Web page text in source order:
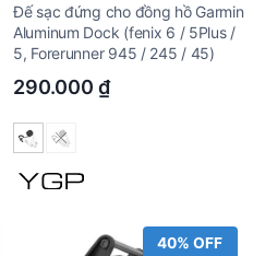
Đế sạc đứng cho đồng hồ Garmin
Aluminum Dock (fenix 6 / 5Plus /
5, Forerunner 945 / 245 / 45)
290.000 ₫
40% OFF